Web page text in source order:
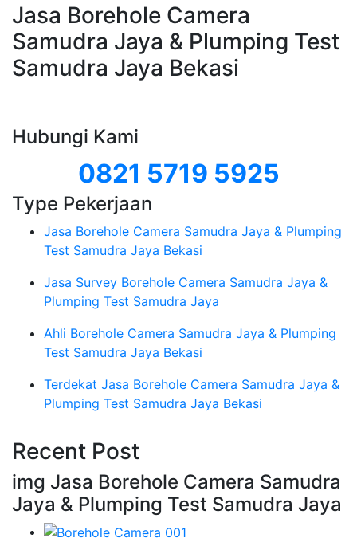
Jasa Borehole Camera
Samudra Jaya & Plumping Test
Samudra Jaya Bekasi
Hubungi Kami
0821 5719 5925
Type Pekerjaan
Jasa Borehole Camera Samudra Jaya & Plumping
Test Samudra Jaya Bekasi
Jasa Survey Borehole Camera Samudra Jaya &
Plumping Test Samudra Jaya
Ahli Borehole Camera Samudra Jaya & Plumping
Test Samudra Jaya Bekasi
Terdekat Jasa Borehole Camera Samudra Jaya &
Plumping Test Samudra Jaya Bekasi
Recent Post
img Jasa Borehole Camera Samudra
Jaya & Plumping Test Samudra Jaya